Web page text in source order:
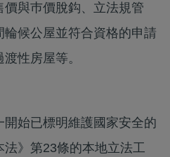
與巿價脫鈎、立法規管
輪候公屋並符合資格的申請
性房屋等。
始已標明維護國家安全的
》第23條的本地立法工